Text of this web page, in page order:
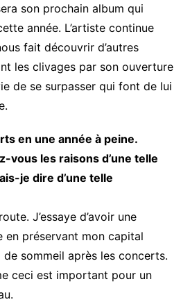
son prochain album qui
année. L’artiste continue
fait découvrir d’autres
les clivages par son ouverture
de se surpasser qui font de lui
en une année à peine.
vous les raisons d’une telle
je dire d’une telle
J’essaye d’avoir une
en préservant mon capital
sommeil après les concerts.
ceci est important pour un